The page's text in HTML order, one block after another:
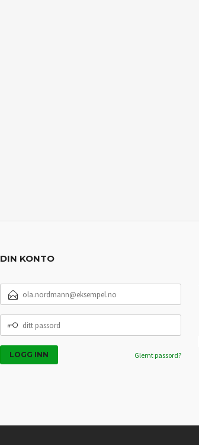
DIN KONTO
POSTADRESSE
PASSORD
Glemt passord?